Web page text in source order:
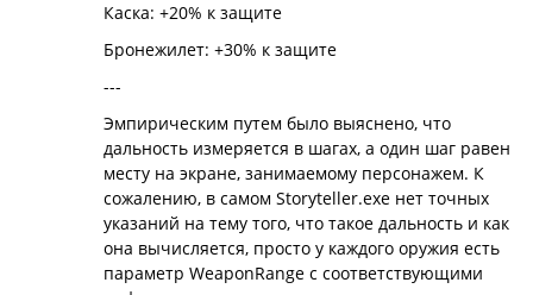
Каска: +20% к защите
Бронежилет: +30% к защите
---
Эмпирическим путем было выяснено, что
дальность измеряется в шагах, а один шаг равен
месту на экране, занимаемому персонажем. К
сожалению, в самом Storyteller.exe нет точных
указаний на тему того, что такое дальность и как
она вычисляется, просто у каждого оружия есть
параметр WeaponRange с соответствующими